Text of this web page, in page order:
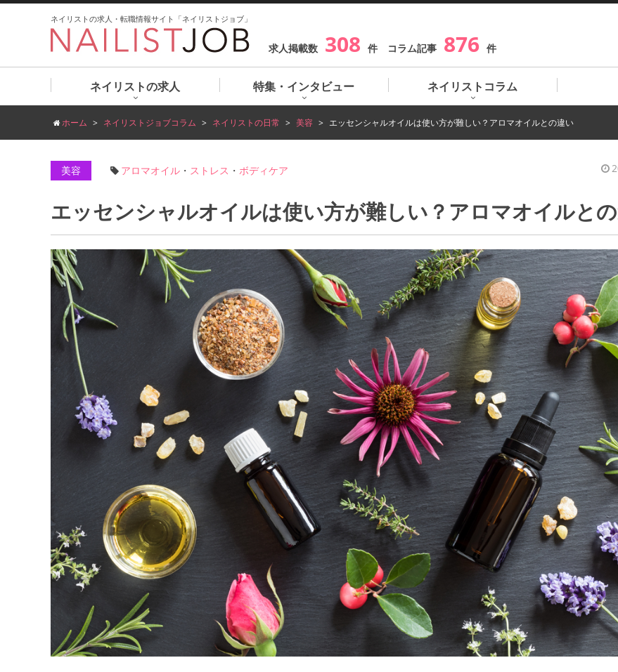
ネイリストの求人・転職情報サイト「ネイリストジョブ」
求人掲載数 308 件 コラム記事 876 件
ネイリストの求人 特集・インタビュー ネイリストコラム
ホーム ネイリストジョブコラム ネイリストの日常 美容 エッセンシャルオイルは使い方が難しい？アロマオイルとの違い
美容 アロマオイル ・ ストレス ・ ボディケア
エッセンシャルオイルは使い方が難しい？アロマオイルと